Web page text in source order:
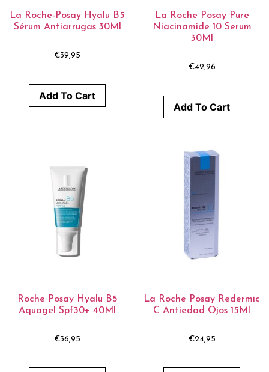
La Roche-Posay Hyalu B5
Sérum Antiarrugas 30Ml
€39,95
Add To Cart
La Roche Posay Pure
Niacinamide 10 Serum
30Ml
€42,96
Add To Cart
Roche Posay Hyalu B5
Aquagel Spf30+ 40Ml
€36,95
La Roche Posay Redermic
C Antiedad Ojos 15Ml
€24,95